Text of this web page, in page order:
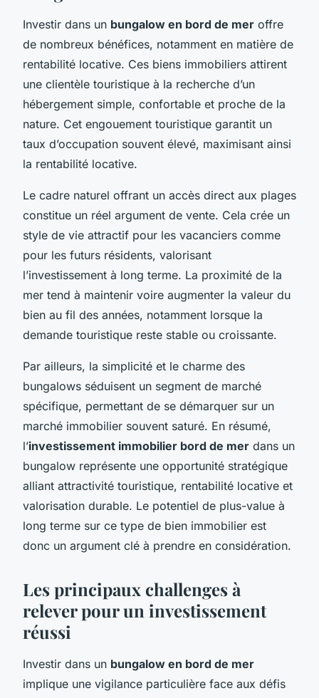
Investir dans un bungalow en bord de mer offre
de nombreux bénéfices, notamment en matière de
rentabilité locative. Ces biens immobiliers attirent
une clientèle touristique à la recherche d’un
hébergement simple, confortable et proche de la
nature. Cet engouement touristique garantit un
taux d’occupation souvent élevé, maximisant ainsi
la rentabilité locative.
Le cadre naturel offrant un accès direct aux plages
constitue un réel argument de vente. Cela crée un
style de vie attractif pour les vacanciers comme
pour les futurs résidents, valorisant
l’investissement à long terme. La proximité de la
mer tend à maintenir voire augmenter la valeur du
bien au fil des années, notamment lorsque la
demande touristique reste stable ou croissante.
Par ailleurs, la simplicité et le charme des
bungalows séduisent un segment de marché
spécifique, permettant de se démarquer sur un
marché immobilier souvent saturé. En résumé,
l’investissement immobilier bord de mer dans un
bungalow représente une opportunité stratégique
alliant attractivité touristique, rentabilité locative et
valorisation durable. Le potentiel de plus-value à
long terme sur ce type de bien immobilier est
donc un argument clé à prendre en considération.
Les principaux challenges à
relever pour un investissement
réussi
Investir dans un bungalow en bord de mer
implique une vigilance particulière face aux défis